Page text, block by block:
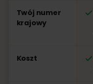
Twój numer
krajowy
Koszt